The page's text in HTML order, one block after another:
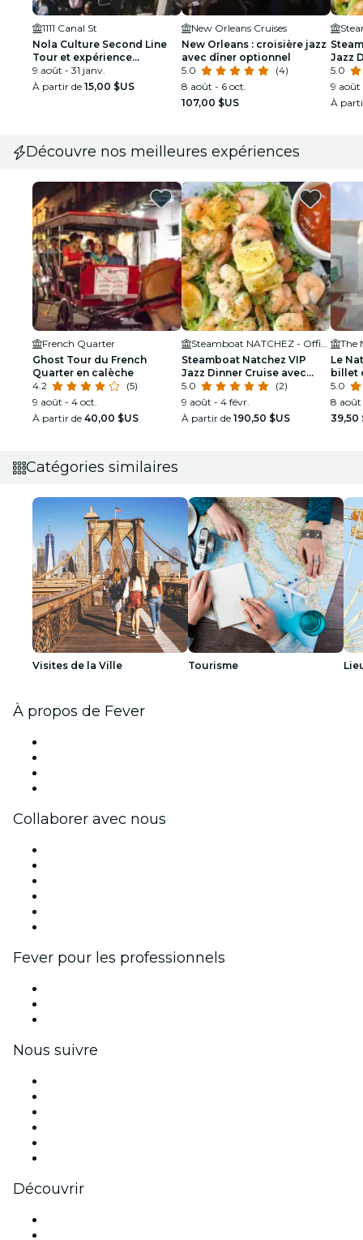
1111 Canal St
Nola Culture Second Line
Tour et expérience
musicale à la journée
9 août - 31 janv.
À partir de 15,00 $US
New Orleans Cruises
New Orleans : croisière jazz
avec dîner optionnel
5.0
(4)
8 août - 6 oct.
107,00 $US
Jazz
visite
5.0
9 août
À
Découvre nos meilleures expériences
French Quarter
Ghost Tour du French
Quarter en calèche
4.2
(5)
9 août - 4 oct.
À partir de 40,00 $US
Steamboat NATCHEZ - Official Site
Steamboat Natchez VIP
Jazz Dinner Cruise avec
visite privée et option bar à
volonté
5.0
(2)
9 août - 4 févr.
À partir de 190,50 $US
The
Le
billet
5.0
8 août
39,50
Catégories similaires
Visites de la Ville Tourisme
À propos de Fever
Collaborer avec nous
Fever pour les professionnels
Nous suivre
Découvrir